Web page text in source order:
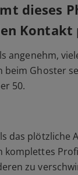
dieses
Kontakt
angenehm,
Ghoster
50.
das plötzliche
zu